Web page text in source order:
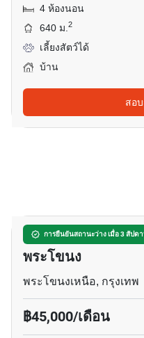
4 ห้องนอน
640 ม.2
เลี้ยงสัตว์ได้
บ้าน
สอ
การยืนยันสถานะว่าง เมื่อ 3 สัปด
บ้าน 3-ห้องนอน ใก
พระโขนง
พระโขนงเหนือ, กรุงเทพ
฿45,000/เดือน